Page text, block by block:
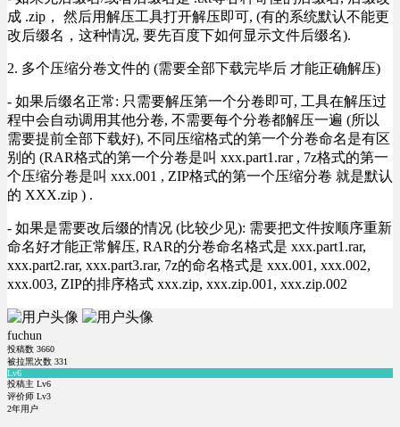
成 .zip， 然后用解压工具打开解压即可, (有的系统默认不能更
改后缀名，这种情况, 要先百度下如何显示文件后缀名).
2. 多个压缩分卷文件的 (需要全部下载完毕后 才能正确解压)
- 如果后缀名正常: 只需要解压第一个分卷即可, 工具在解压过
程中会自动调用其他分卷, 不需要每个分卷都解压一遍 (所以
需要提前全部下载好), 不同压缩格式的第一个分卷命名是有区
别的 (RAR格式的第一个分卷是叫 xxx.part1.rar , 7z格式的第一
个压缩分卷是叫 xxx.001 , ZIP格式的第一个压缩分卷 就是默认
的 XXX.zip ) .
- 如果是需要改后缀的情况 (比较少见): 需要把文件按顺序重新
命名好才能正常解压, RAR的分卷命名格式是 xxx.part1.rar,
xxx.part2.rar, xxx.part3.rar, 7z的命名格式是 xxx.001, xxx.002,
xxx.003, ZIP的排序格式 xxx.zip, xxx.zip.001, xxx.zip.002
fuchun
投稿数 3660
被拉黑次数 331
Lv6
投稿主 Lv6
评价师 Lv3
2年用户